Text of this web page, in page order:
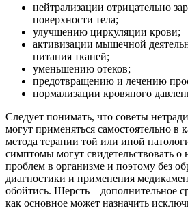
нейтрализации отрицательно
поверхности тела;
улучшению циркуляции крови;
активизации мышечной
питания тканей;
уменьшению отеков;
предотвращению и лечению
нормализации кровяного
Следует понимать, что советы
могут применяться самостоятельно в
метода терапии той или иной
симптомы могут свидетельствовать о
проблем в организме и поэтому без
диагностики и применения
обойтись. Шерсть – дополнительное
как основное может назначить